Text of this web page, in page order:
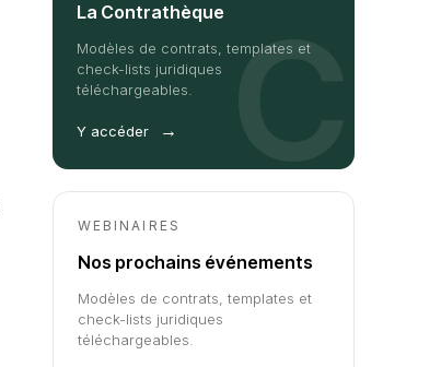
La Contrathèque
Modèles de contrats, templates et
check-lists juridiques
téléchargeables.
Y accéder → C
WEBINAIRES
Nos prochains événements
Modèles de contrats, templates et
check-lists juridiques
téléchargeables.